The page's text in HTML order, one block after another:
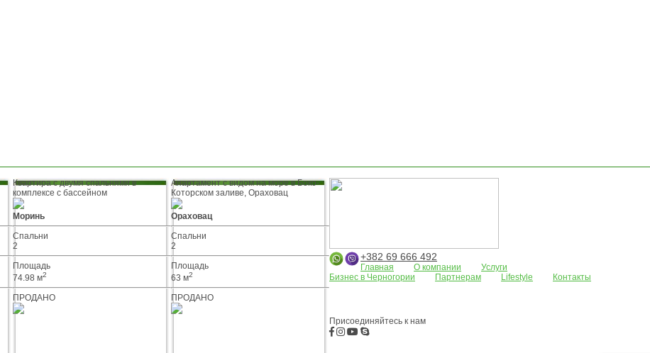
Квартира с двумя спальнями в
комплексе с бассейном
Моринь
Спальни
2
Площадь
74.98 м2
ПРОДАНО
Апартамент с видом на море в Боко-
Которском заливе, Ораховац
Ораховац
Спальни
2
Площадь
63 м2
ПРОДАНО
+382 69 666 492
Главная О компании
Услуги
Бизнес в Черногории
Партнерам Lifestyle Контакты
Присоединяйтесь к нам